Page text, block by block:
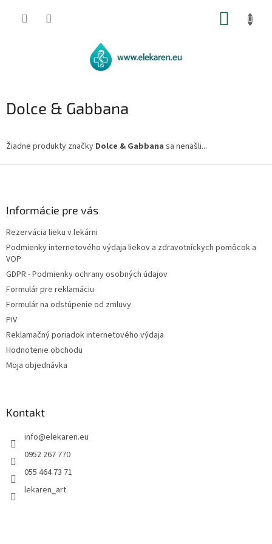
Dolce & Gabbana
Žiadne produkty značky Dolce & Gabbana sa nenašli...
Informácie pre vás
Rezervácia lieku v lekárni
Podmienky internetového výdaja liekov a zdravotníckych pomôcok a
VOP
GDPR - Podmienky ochrany osobných údajov
Formulár pre reklamáciu
Formulár na odstúpenie od zmluvy
PIV
Reklamačný poriadok internetového výdaja
Hodnotenie obchodu
Moja objednávka
Kontakt
info@elekaren.eu
0952 267 770
055 464 73 71
lekaren_art